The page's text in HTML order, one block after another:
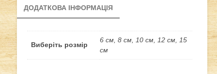
ДОДАТКОВА ІНФОРМАЦІЯ
Виберіть розмір
6 см, 8 см, 10 см, 12 см, 15
см